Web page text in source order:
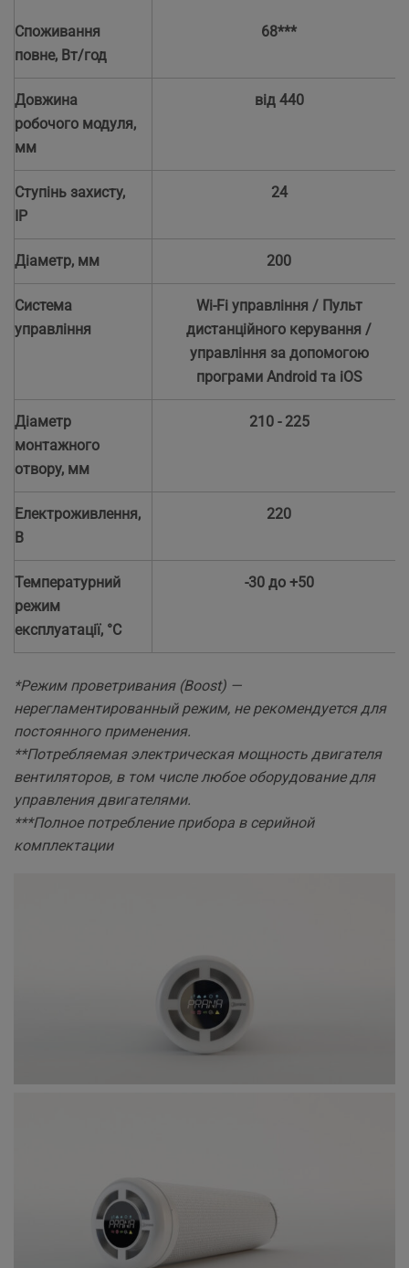
Споживання
повне, Вт/год
68***
Довжина
робочого модуля,
мм
від 440
Ступінь захисту,
IP
24
Діаметр, мм 200
Система
управління
Wi-Fi управління / Пульт
дистанційного керування /
управління за допомогою
програми Android та iOS
Діаметр
монтажного
отвору, мм
210 - 225
Електроживлення,
В
220
Температурний
режим
експлуатації, °C
-30 до +50
*Режим проветривания (Boost) —
нерегламентированный режим, не рекомендуется для
постоянного применения.
**Потребляемая электрическая мощность двигателя
вентиляторов, в том числе любое оборудование для
управления двигателями.
***Полное потребление прибора в серийной
комплектации